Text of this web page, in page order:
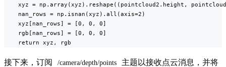
xyz = np.array(xyz).reshape((pointcloud2.height,
    nan_rows = np.isnan(xyz).all(axis=2)
    xyz[nan_rows] = [0, 0, 0]
    rgb[nan_rows] = [0, 0, 0]
    return xyz, rgb
接下来，订阅 /camera/depth/points 主题以接收点云消息，并将